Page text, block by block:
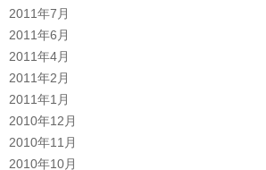
2011年7月
2011年6月
2011年4月
2011年2月
2011年1月
2010年12月
2010年11月
2010年10月